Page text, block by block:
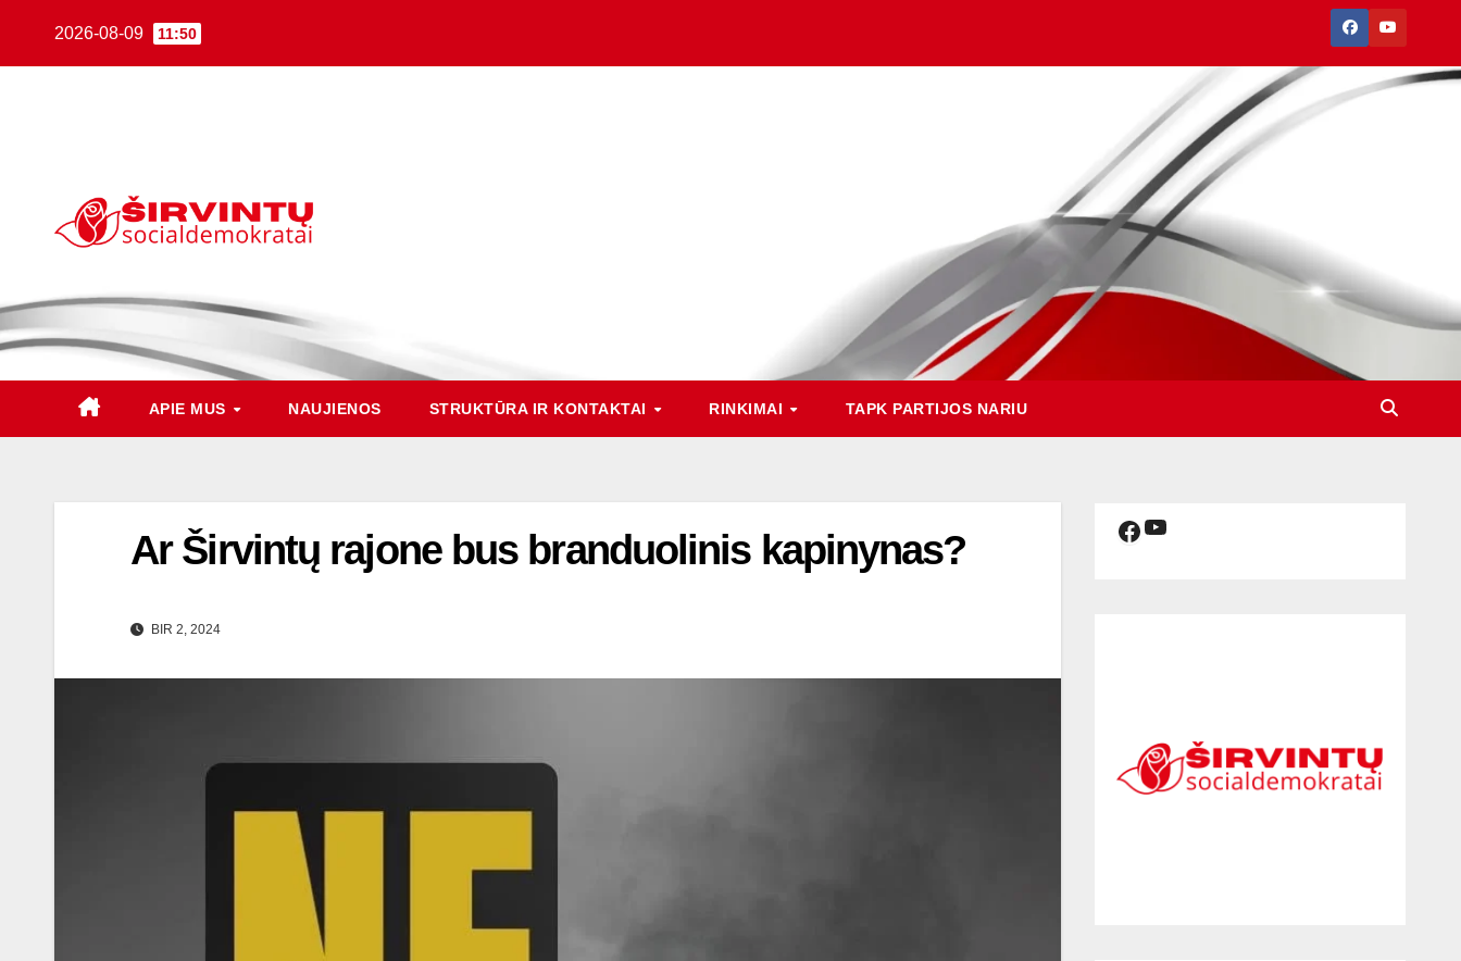
2026-08-09 11:50
APIE MUS NAUJIENOS STRUKTŪRA IR KONTAKTAI RINKIMAI TAPK PARTIJOS NARIU
Ar Širvintų rajone bus branduolinis kapinynas?
BIR 2, 2024